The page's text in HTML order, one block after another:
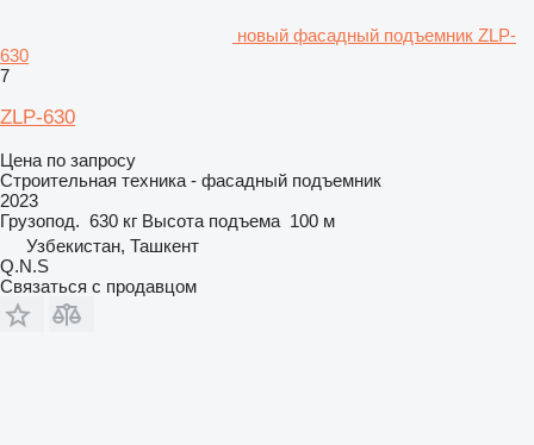
новый фасадный подъемник ZLP-
630
7
ZLP-630
Цена по запросу
Строительная техника - фасадный подъемник
2023
Грузопод. 630 кг Высота подъема 100 м
Узбекистан, Ташкент
Q.N.S
Связаться с продавцом